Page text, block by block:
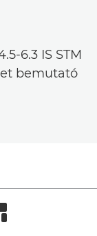
6.3 IS STM
bemutató